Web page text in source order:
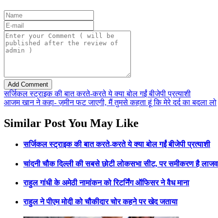
सर्जिकल स्ट्राइक की बात करते-करते ये क्या बोल गईं बीजेपी प्रत्याशी
आजम खान ने कहा- ज़मीन फट जाएगी, मैं तुमसे कहता हूं कि मेरे दर्द का बदला लो
Similar Post You May Like
सर्जिकल स्ट्राइक की बात करते-करते ये क्या बोल गईं बीजेपी प्रत्याशी
चांदनी चौक दिल्ली की सबसे छोटी लोकसभा सीट, पर समीकरण है
राहुल गांधी के अमेठी नामांकन को रिटर्निंग ऑफिसर ने वैध माना
राहुल ने पीएम मोदी को चौकीदार चोर कहने पर खेद जताया